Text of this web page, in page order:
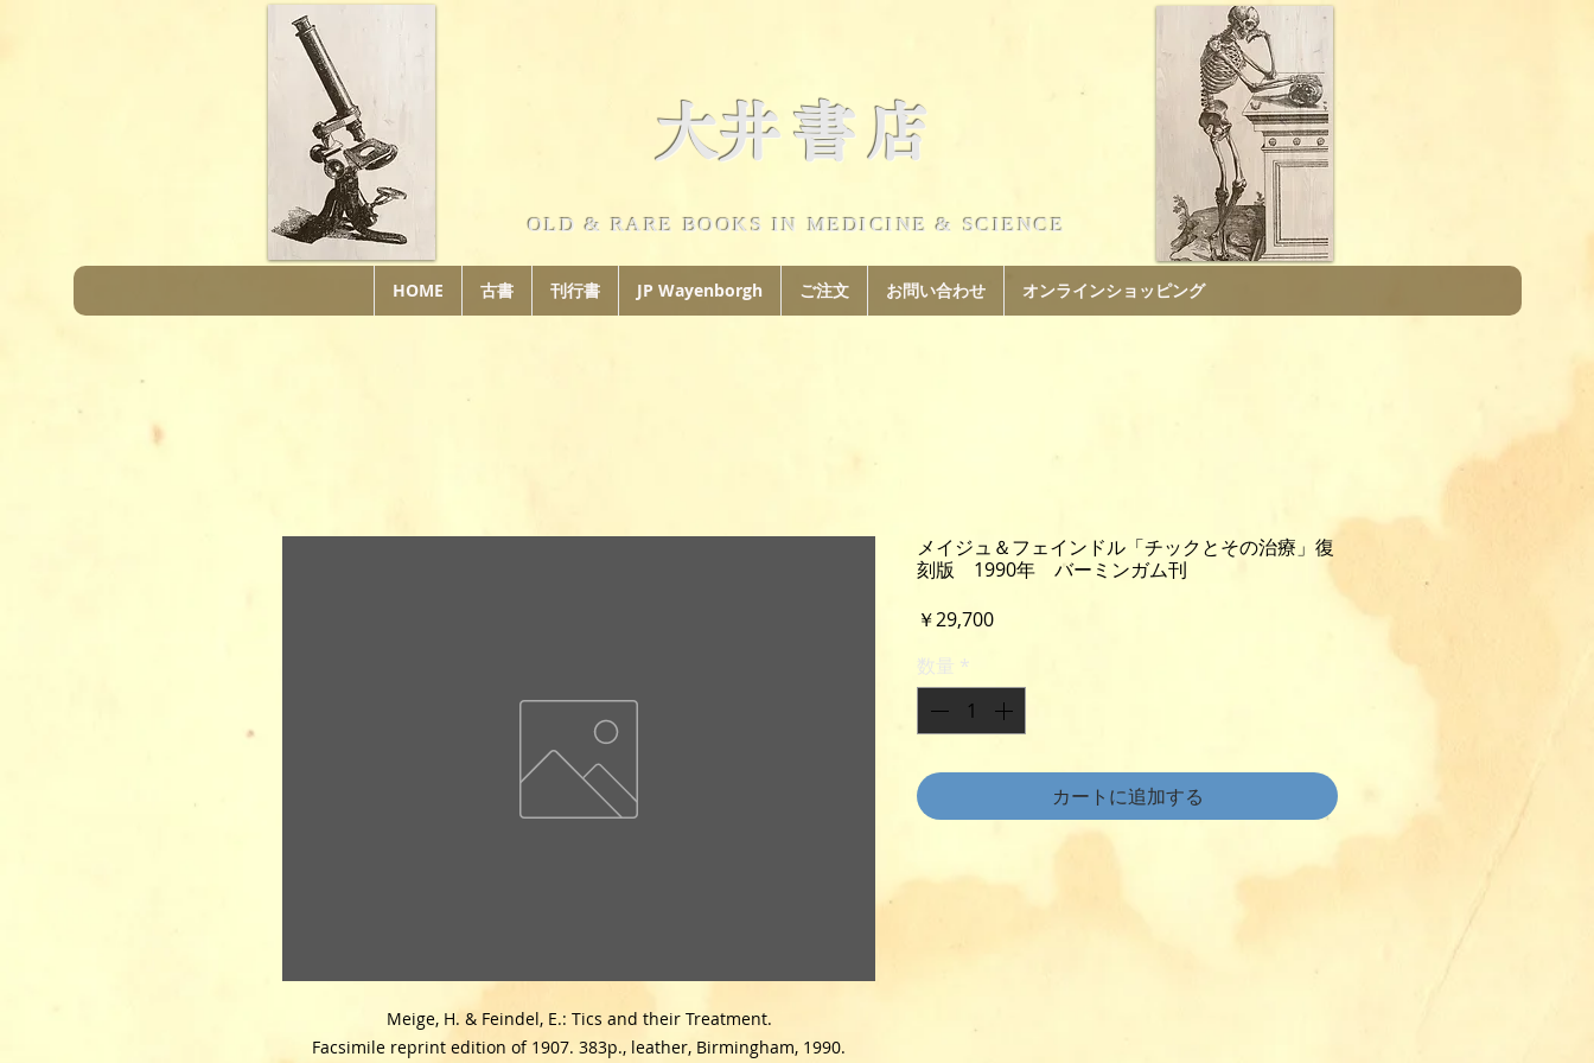
​大井書店
OLD & RARE BOOKS IN MEDICINE & SCIENCE
Meige, H. & Feindel, E.: Tics and their Treatment.
Facsimile reprint edition of 1907. 383p., leather, Birmingham, 1990.
メイジュ＆フェインドル「チックとその治療」復
刻版 1990年 バーミンガム刊
￥29,700価
カートに追加する
HOME 古書 刊行書 JP Wayenborgh ご注文 お問い合わせ オンラインショッピング